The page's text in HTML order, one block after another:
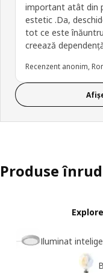
important atât din
estetic .Da,
tot ce este
creează
Recenzent anonim,
Produse
Iluminat